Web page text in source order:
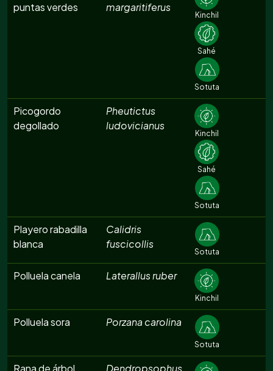
puntas verdes
margaritiferus
Kinchil
Sahé
Sotuta
Picogordo
degollado
Pheutictus
ludovicianus
Kinchil
Sahé
Sotuta
Playero rabadilla
blanca
Calidris
fuscicollis
Sotuta
Polluela canela Laterallus ruber
Kinchil
Polluela sora Porzana carolina
Sotuta
Rana de árbol
Dendropsophus